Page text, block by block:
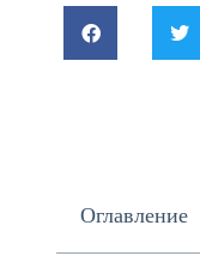
Оглавление